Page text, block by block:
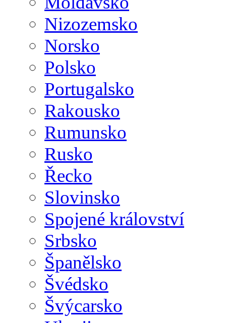
Nizozemsko
Norsko
Polsko
Portugalsko
Rakousko
Rumunsko
Rusko
Řecko
Slovinsko
Spojené království
Srbsko
Španělsko
Švédsko
Švýcarsko